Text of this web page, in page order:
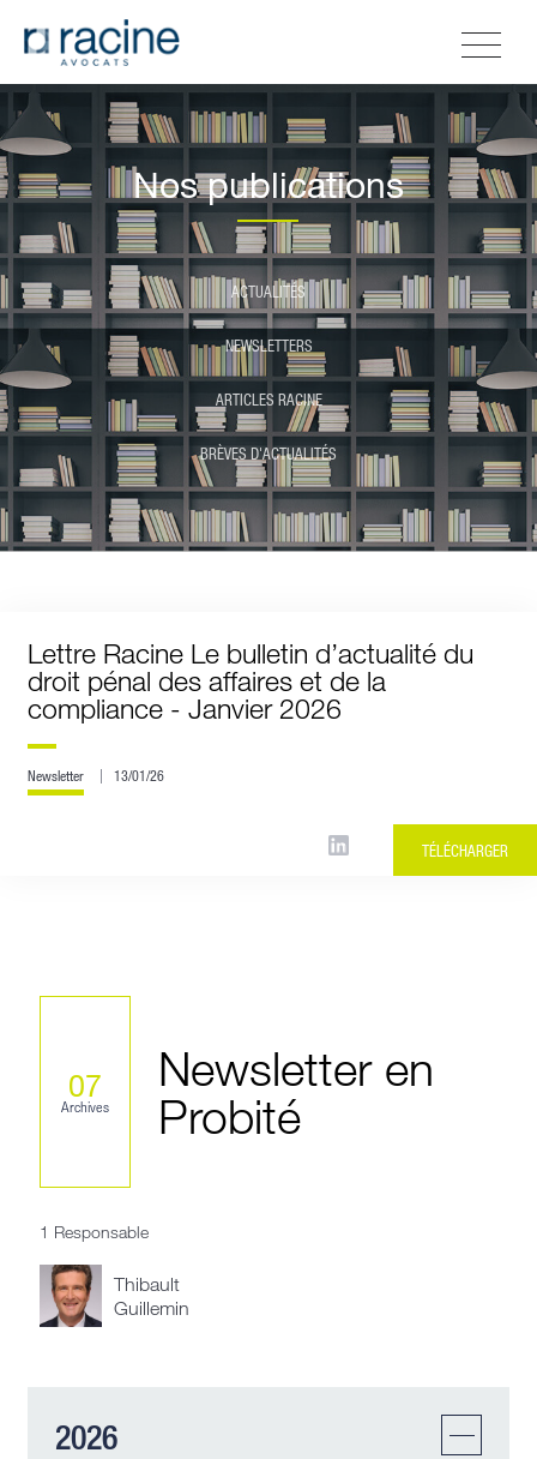
Nos publications
ACTUALITÉS
NEWSLETTERS
ARTICLES RACINE
BRÈVES D'ACTUALITÉS
Lettre Racine Le bulletin d’actualité du
droit pénal des affaires et de la
compliance - Janvier 2026
Newsletter 13/01/26
TÉLÉCHARGER
07
Archives
Newsletter en
Probité
1 Responsable
Thibault
Guillemin
2026